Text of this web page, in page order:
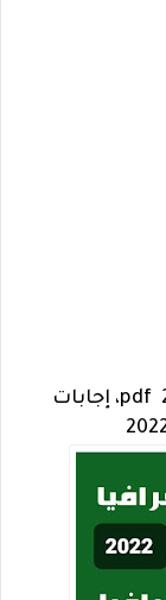
حل امتحان الجغرافيا ثانوية عامة 2022 pdf، إجابات